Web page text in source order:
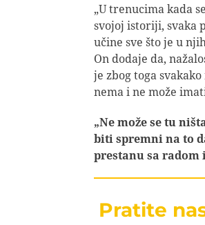
„U trenucima kada
svojoj istoriji, svaka
učine sve što je u
On dodaje da,
je zbog toga
nema i ne može
„Ne može se tu
biti spremni na to
prestanu sa radom
Pratite